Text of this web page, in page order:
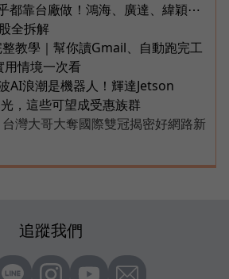
都靠台廠做！鴻海、廣達、緯穎⋯
全拆解
教學｜幫你讀Gmail、自動跑完工
情境一次看
AI浪潮是機器人！輝達Jetson
，這些可望成受惠族群
灣大哥大奪國際雙冠揭密好網路新
追蹤我們